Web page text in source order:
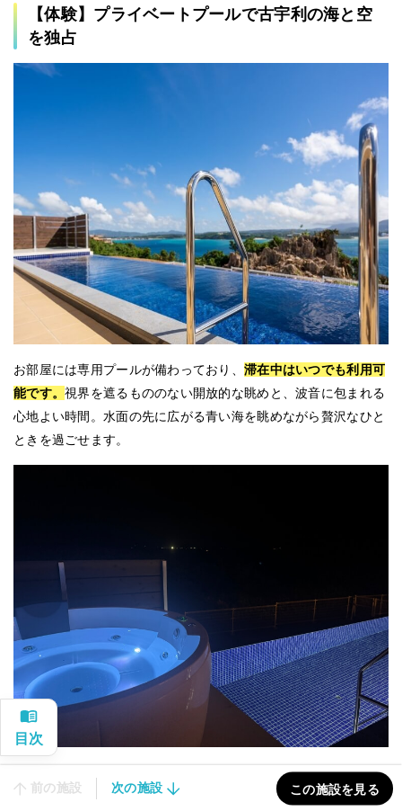
【体験】プライベートプールで古宇利の海と空
を独占
お部屋には専用プールが備わっており、滞在中はいつでも利用可
能です。視界を遮るもののない開放的な眺めと、波音に包まれる
心地よい時間。水面の先に広がる青い海を眺めながら贅沢なひと
ときを過ごせます。
も！夜はライトアップで幻想的になり
ます。
前の施設 次の施設 この施設を見る